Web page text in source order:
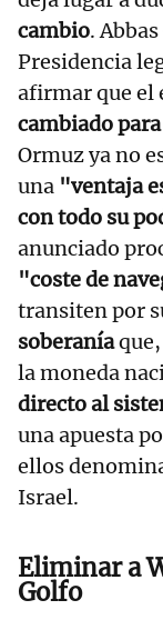
cambio.
Presidencia
afirmar que el
cambiado
Ormuz ya no
una "ventaja
con todo su
anunciado
"coste de
transiten por
soberaníaque,
la moneda
directo al
una apuesta
ellos
Israel.
Eliminar a
Golfo